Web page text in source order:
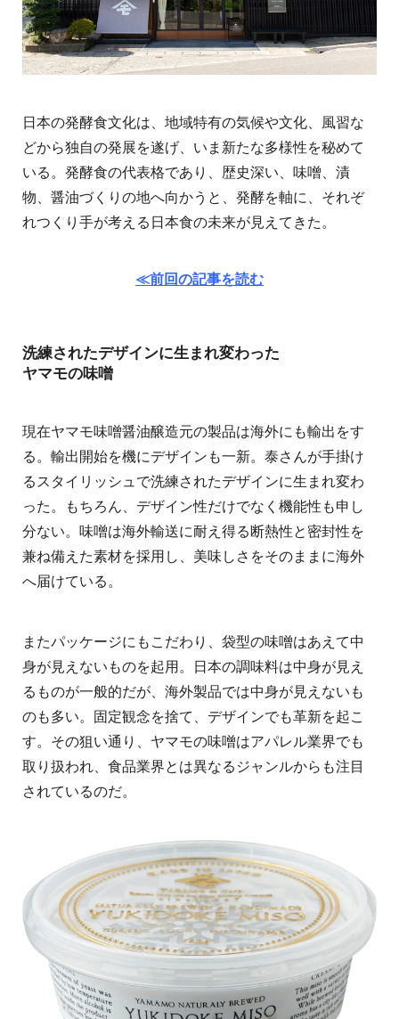
日本の発酵食文化は、地域特有の気候や文化、風習な
どから独自の発展を遂げ、いま新たな多様性を秘めて
いる。発酵食の代表格であり、歴史深い、味噌、漬
物、醤油づくりの地へ向かうと、発酵を軸に、それぞ
れつくり手が考える日本食の未来が見えてきた。
≪前回の記事を読む
洗練されたデザインに生まれ変わった
ヤマモの味噌
現在ヤマモ味噌醤油醸造元の製品は海外にも輸出をす
る。輸出開始を機にデザインも一新。泰さんが手掛け
るスタイリッシュで洗練されたデザインに生まれ変わ
った。もちろん、デザイン性だけでなく機能性も申し
分ない。味噌は海外輸送に耐え得る断熱性と密封性を
兼ね備えた素材を採用し、美味しさをそのままに海外
へ届けている。
またパッケージにもこだわり、袋型の味噌はあえて中
身が見えないものを起用。日本の調味料は中身が見え
るものが一般的だが、海外製品では中身が見えないも
のも多い。固定観念を捨て、デザインでも革新を起こ
す。その狙い通り、ヤマモの味噌はアパレル業界でも
取り扱われ、食品業界とは異なるジャンルからも注目
されているのだ。